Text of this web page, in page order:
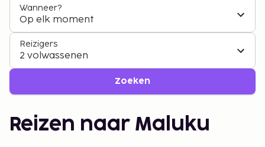
Wanneer?
Op elk moment
Reizigers
2 volwassenen
Zoeken
Reizen naar Maluku